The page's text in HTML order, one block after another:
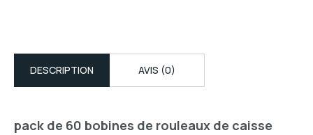
DESCRIPTION AVIS (0)
pack de 60 bobines de rouleaux de caisse